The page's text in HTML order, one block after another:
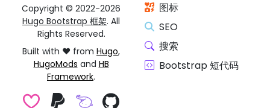
Copyright © 2022-2026
Hugo Bootstrap 框架. All
Rights Reserved.
Built with ❤️ from Hugo,
HugoMods and HB
Framework.
图标
SEO
搜索
Bootstrap 短代码